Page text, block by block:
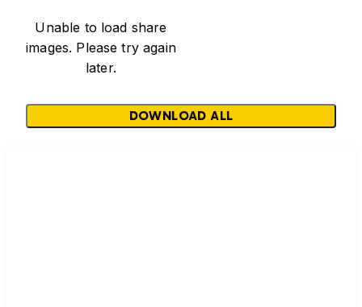
Unable to load share
images. Please try again
later.
DOWNLOAD ALL